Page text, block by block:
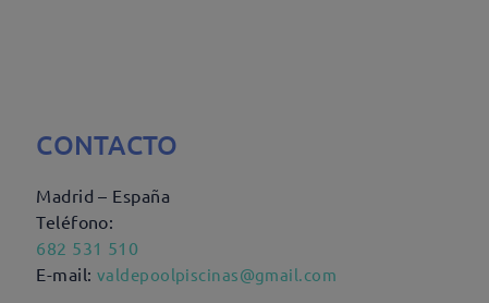
CONTACTO
Madrid – España
Teléfono:
682 531 510
E-mail: valdepoolpiscinas@gmail.com